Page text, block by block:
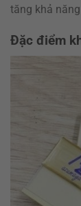
tăng khả
Đặc điểm